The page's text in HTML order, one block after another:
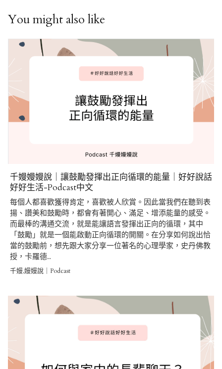
You might also like
千嫚嫚嫚說｜讓鼓勵發揮出正向循環的能量｜好好說話
好好生活-Podcast中文
每個人都喜歡獲得肯定，喜歡被人欣賞。因此當我們在聽到表
揚、讚美和鼓勵時，都會有著開心、滿足、增添能量的感受。
而最棒的溝通交流，就是能讓語言發揮出正向的循環，其中
「鼓勵」就是一個能啟動正向循環的開關。在分享如何說出恰
當的鼓勵前，想先跟大家分享一位著名的心理學家，史丹佛教
授，卡羅德..
千嫚,嫚嫚說｜Podcast